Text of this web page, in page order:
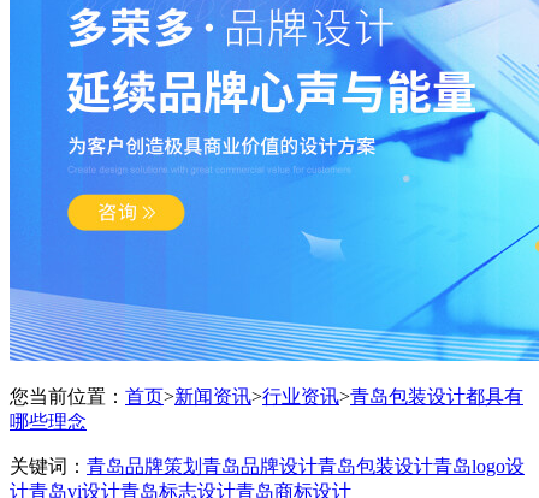
您当前位置： 首页>新闻资讯>行业资讯>青岛包装设计都具有
哪些理念
关键词： 青岛品牌策划 青岛品牌设计青岛包装设计青岛logo设
计青岛vi设计青岛标志设计青岛商标设计